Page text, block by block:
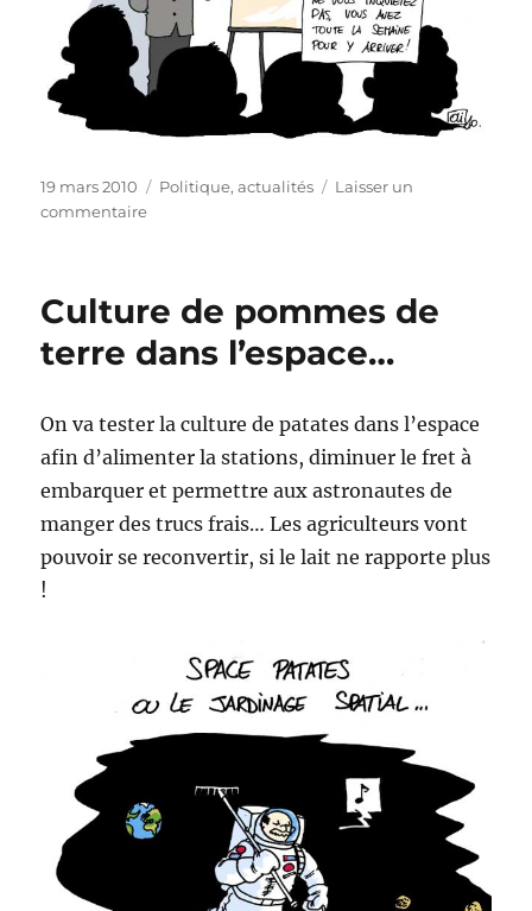
Publié
le
19 mars 2010 Catégories
Politique, actualités
Laisser un
commentairesur
elle
daltonienne?
Culture de pommes de
terre dans l’espace…
On va tester la culture de patates dans l’espace
afin d’alimenter la stations, diminuer le fret à
embarquer et permettre aux astronautes de
manger des trucs frais… Les agriculteurs vont
pouvoir se reconvertir, si le lait ne rapporte plus
!